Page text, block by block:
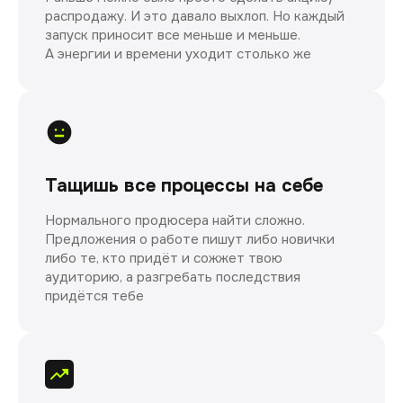
распродажу. И это давало выхлоп. Но каждый
запуск приносит все меньше и меньше.
А энергии и времени уходит столько же
Тащишь все процессы на себе
Нормального продюсера найти сложно.
Предложения о работе пишут либо новички
либо те, кто придёт и сожжет твою
аудиторию, а разгребать последствия
придётся тебе